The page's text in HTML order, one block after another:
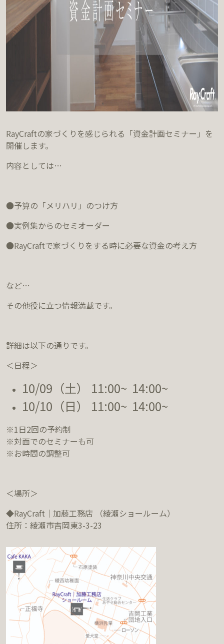
RayCraftの家づくりを感じられる「資金計画セミナー」を
開催します。
内容としては…
●予算の「メリハリ」のつけ方
●実例集からのセミオーダー
●RayCraftで家づくりをする時に必要な資金の考え方
など…
その他役に立つ情報満載です。
詳細は以下の通りです。
＜日程＞
10/09（土） 11:00~ 14:00~
10/10（日） 11:00~ 14:00~
※1日2回の予約制
※対面でのセミナーも可
※お時間の調整可
＜場所＞
◆RayCraft｜加藤工務店 （綾瀬ショールーム）
住所：綾瀬市吉岡東3-3-23